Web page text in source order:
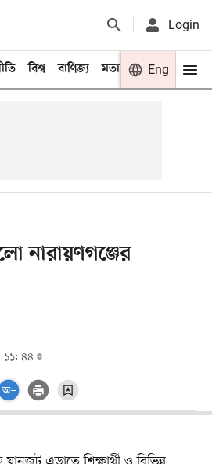
Login
বিশ্ব বাণিজ্য মতামত খেলা
Eng
নারায়ণগঞ্জের
৪৪